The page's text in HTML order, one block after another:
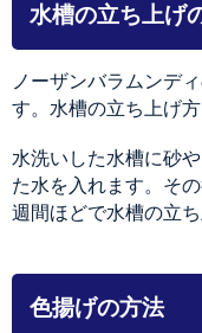
水槽の立ち上げ
ノーザンバラムンデ
す。水槽の立ち上げ
水洗いした水槽に砂
た水を入れます。そ
週間ほどで水槽の立ち
色揚げの方法